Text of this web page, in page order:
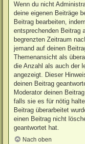
Wenn du nicht
deine eigenen Beiträge
Beitrag bearbeiten,
entsprechenden Beitrag
begrenzten Zeitraum
jemand auf deinen
Themenansicht als
die Anzahl als auch der
angezeigt. Dieser
deinen Beitrag
Moderator deinen
falls sie es für nötig
Beitrag überarbeitet
einen Beitrag nicht
geantwortet hat.
Nach oben